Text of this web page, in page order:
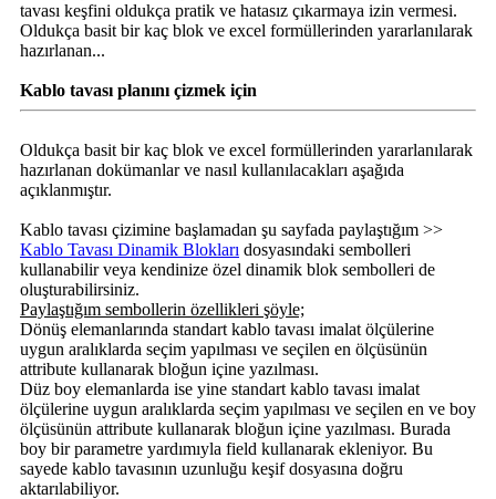
tavası keşfini oldukça pratik ve hatasız çıkarmaya izin vermesi.
Oldukça basit bir kaç blok ve excel formüllerinden yararlanılarak
hazırlanan...
Kablo tavası planını çizmek için
Oldukça basit bir kaç blok ve excel formüllerinden yararlanılarak
hazırlanan dokümanlar ve nasıl kullanılacakları aşağıda
açıklanmıştır.
Kablo tavası çizimine başlamadan şu sayfada paylaştığım >>
Kablo Tavası Dinamik Blokları dosyasındaki sembolleri
kullanabilir veya kendinize özel dinamik blok sembolleri de
oluşturabilirsiniz.
Paylaştığım sembollerin özellikleri şöyle;
Dönüş elemanlarında standart kablo tavası imalat ölçülerine
uygun aralıklarda seçim yapılması ve seçilen en ölçüsünün
attribute kullanarak bloğun içine yazılması.
Düz boy elemanlarda ise yine standart kablo tavası imalat
ölçülerine uygun aralıklarda seçim yapılması ve seçilen en ve boy
ölçüsünün attribute kullanarak bloğun içine yazılması. Burada
boy bir parametre yardımıyla field kullanarak ekleniyor. Bu
sayede kablo tavasının uzunluğu keşif dosyasına doğru
aktarılabiliyor.